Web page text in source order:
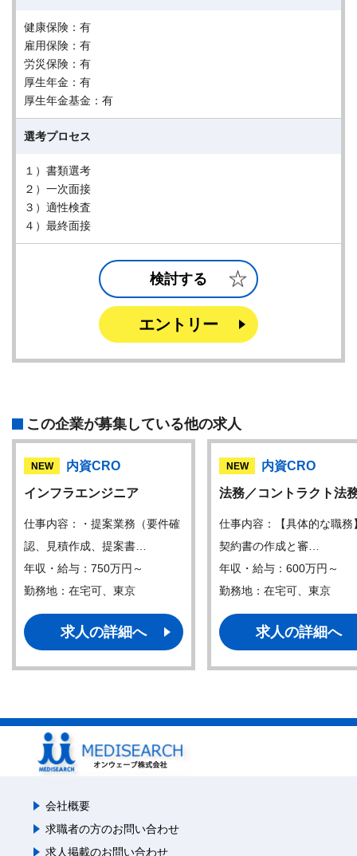
健康保険：有
雇用保険：有
労災保険：有
厚生年金：有
厚生年金基金：有
選考プロセス
１）書類選考
２）一次面接
３）適性検査
４）最終面接
検討する
エントリー
この企業が募集している他の求人
NEW
内資CRO
インフラエンジニア
仕事内容：・提案業務（要件確
認、見積作成、提案書…
年収・給与：750万円～
勤務地：在宅可、東京
求人の詳細へ
NEW
内資CRO
法務／コントラクト法
仕事内容：【具体的な職務
契約書の作成と審…
年収・給与：600万円～
勤務地：在宅可、東京
求人の詳細へ
会社概要
求職者の方のお問い合わせ
求人掲載のお問い合わせ